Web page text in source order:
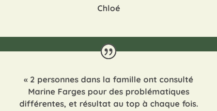
Chloé
« 2 personnes dans la famille ont consulté
Marine Farges pour des problématiques
différentes, et résultat au top à chaque fois.